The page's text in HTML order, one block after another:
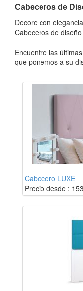
Cabeceros de
Decore con
Cabeceros de
Encuentre las
que ponemos a su
Cabecero LUXE
Precio desde :